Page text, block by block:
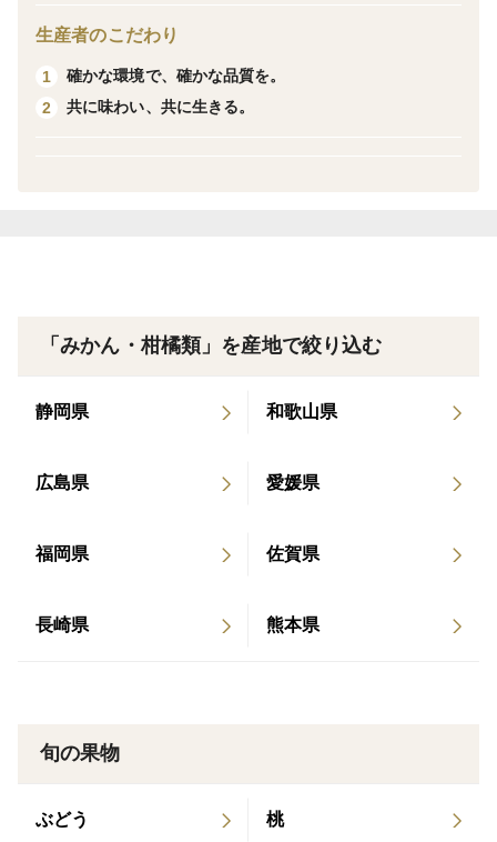
子もほとんどありません。 代々橙プリンセスは愛媛県
外の場合もございます。
重さは箱込みの重さとなり目安です。
私たちのみかんは、愛媛・南予の柑橘農業システムに
条件を克服するために長い年月をかけて独自の工夫やノ
ています。この農業システムは、平成31年に日本農業遺
お届けします。おいしいみかんをお求めの方にぜひおす
生産者のこだわり
1
確かな環境で、確かな品質を。
2
共に味わい、共に生きる。
「みかん・柑橘類」を産地で絞り込む
静岡県 和歌山県
広島県 愛媛県
福岡県 佐賀県
長崎県 熊本県
旬の果物
ぶどう 桃